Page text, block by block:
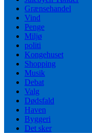
Grænsehandel
Vind
Penge
Miljø
politi
Kongehuset
Shopping
Musik
Debat
Valg
Dødsfald
Haven
Byggeri
Det sker